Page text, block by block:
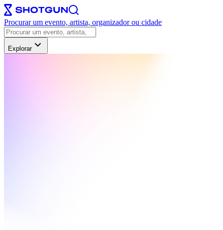
Procurar um evento, artista, organizador ou cidade
Explorar